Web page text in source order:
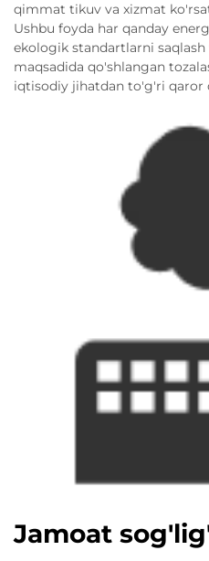
qimmat tikuv va xizmat
Ushbu foyda har qanday
ekologik standartlarni
maqsadida qo'shlangan
iqtisodiy jihatdan to'g'ri qaror
Jamoat